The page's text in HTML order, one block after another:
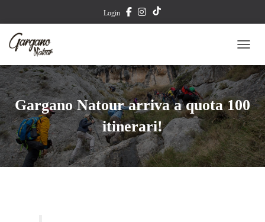
Login T
T
o
k
Gargano Natour arriva a quota 100
itinerari!